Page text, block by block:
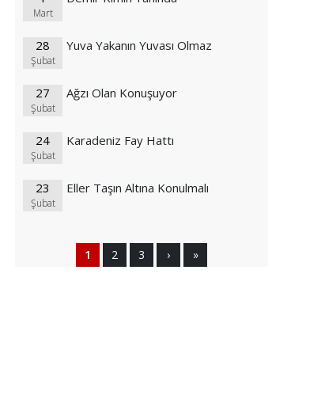
Mart
28
Şubat
Yuva Yakanın Yuvası Olmaz
27
Şubat
Ağzı Olan Konuşuyor
24
Şubat
Karadeniz Fay Hattı
23
Şubat
Eller Taşın Altına Konulmalı
1 2 3 › »